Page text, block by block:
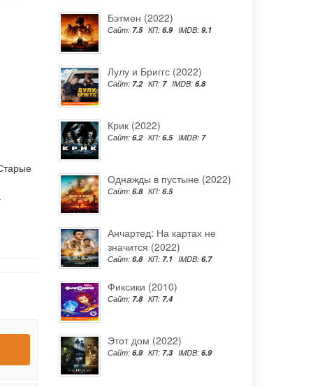
Бэтмен (2022)
Сайт: 7.5 КП: 6.9 IMDB: 9.1
Лулу и Бриггс (2022)
Сайт: 7.2 КП: 7 IMDB: 6.8
Крик (2022)
Сайт: 6.2 КП: 6.5 IMDB: 7
Однажды в пустыне (2022)
Сайт: 6.8 КП: 6.5
Анчартед: На картах не
значится (2022)
Сайт: 6.8 КП: 7.1 IMDB: 6.7
Фиксики (2010)
Сайт: 7.8 КП: 7.4
Этот дом (2022)
Сайт: 6.9 КП: 7.3 IMDB: 6.9